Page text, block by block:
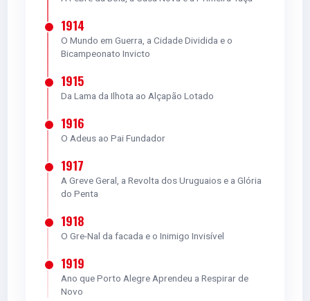
1914
O Mundo em Guerra, a Cidade Dividida e o
Bicampeonato Invicto
1915
Da Lama da Ilhota ao Alçapão Lotado
1916
O Adeus ao Pai Fundador
1917
A Greve Geral, a Revolta dos Uruguaios e a Glória
do Penta
1918
O Gre-Nal da facada e o Inimigo Invisível
1919
Ano que Porto Alegre Aprendeu a Respirar de
Novo